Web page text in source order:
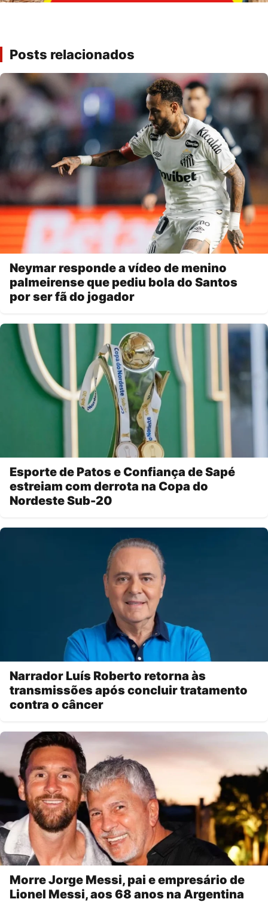
Posts relacionados
Neymar responde a vídeo de menino
palmeirense que pediu bola do Santos
por ser fã do jogador
Esporte de Patos e Confiança de Sapé
estreiam com derrota na Copa do
Nordeste Sub-20
Narrador Luís Roberto retorna às
transmissões após concluir tratamento
contra o câncer
Morre Jorge Messi, pai e empresário de
Lionel Messi, aos 68 anos na Argentina